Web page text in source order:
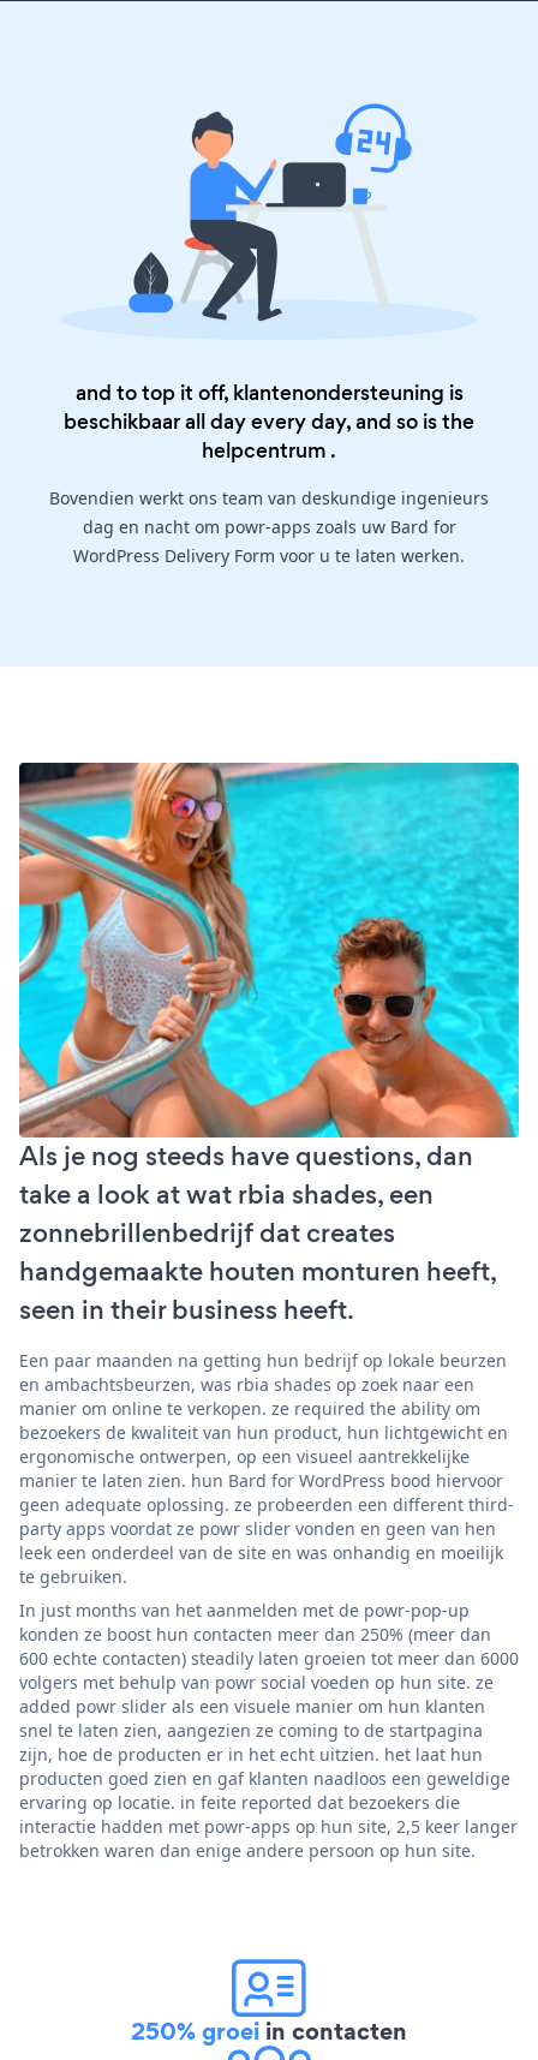
and to top it off, klantenondersteuning is
beschikbaar all day every day, and so is the
helpcentrum .
Bovendien werkt ons team van deskundige ingenieurs
dag en nacht om powr-apps zoals uw Bard for
WordPress Delivery Form voor u te laten werken.
Als je nog steeds have questions, dan
take a look at wat rbia shades, een
zonnebrillenbedrijf dat creates
handgemaakte houten monturen heeft,
seen in their business heeft.
Een paar maanden na getting hun bedrijf op lokale beurzen
en ambachtsbeurzen, was rbia shades op zoek naar een
manier om online te verkopen. ze required the ability om
bezoekers de kwaliteit van hun product, hun lichtgewicht en
ergonomische ontwerpen, op een visueel aantrekkelijke
manier te laten zien. hun Bard for WordPress bood hiervoor
geen adequate oplossing. ze probeerden een different third-
party apps voordat ze powr slider vonden en geen van hen
leek een onderdeel van de site en was onhandig en moeilijk
te gebruiken.
In just months van het aanmelden met de powr-pop-up
konden ze boost hun contacten meer dan 250% (meer dan
600 echte contacten) steadily laten groeien tot meer dan 6000
volgers met behulp van powr social voeden op hun site. ze
added powr slider als een visuele manier om hun klanten
snel te laten zien, aangezien ze coming to de startpagina
zijn, hoe de producten er in het echt uitzien. het laat hun
producten goed zien en gaf klanten naadloos een geweldige
ervaring op locatie. in feite reported dat bezoekers die
interactie hadden met powr-apps op hun site, 2,5 keer langer
betrokken waren dan enige andere persoon op hun site.
250% groei in contacten